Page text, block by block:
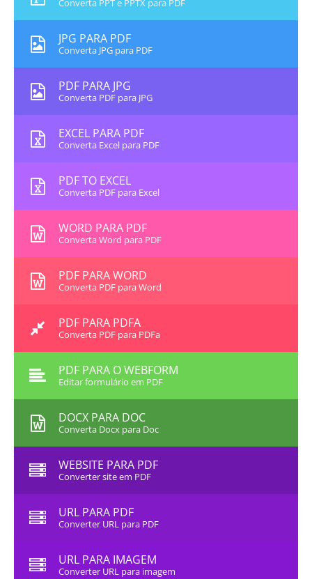
Converta PPT e PPTX para PDF
JPG PARA PDF
Converta JPG para PDF
PDF PARA JPG
Converta PDF para JPG
EXCEL PARA PDF
Converta Excel para PDF
PDF TO EXCEL
Converta PDF para Excel
WORD PARA PDF
Converta Word para PDF
PDF PARA WORD
Converta PDF para Word
PDF PARA PDFA
Converta PDF para PDFa
PDF PARA O WEBFORM
Editar formulário em PDF
DOCX PARA DOC
Converta Docx para Doc
WEBSITE PARA PDF
Converter site em PDF
URL PARA PDF
Converter URL para PDF
URL PARA IMAGEM
Converter URL para imagem